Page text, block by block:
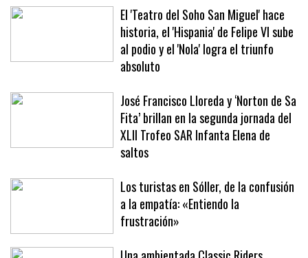
El 'Teatro del Soho San Miguel' hace
historia, el 'Hispania' de Felipe VI sube
al podio y el 'Nola' logra el triunfo
absoluto
José Francisco Lloreda y ‘Norton de Sa
Fita’ brillan en la segunda jornada del
XLII Trofeo SAR Infanta Elena de
saltos
Los turistas en Sóller, de la confusión
a la empatía: «Entiendo la
frustración»